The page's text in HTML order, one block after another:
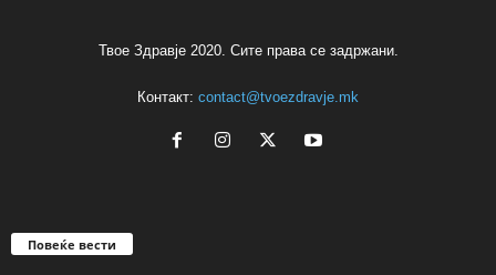
Твое Здравје 2020. Сите права се задржани.
Контакт: contact@tvoezdravje.mk
Повеќе вести